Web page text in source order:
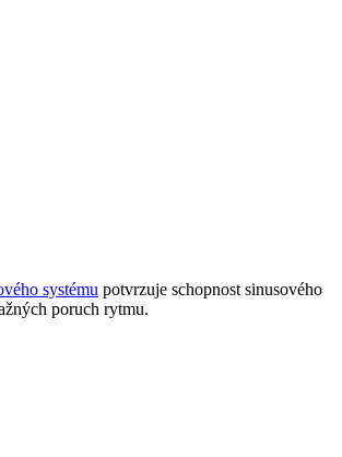
systému potvrzuje schopnost sinusového
poruch rytmu.